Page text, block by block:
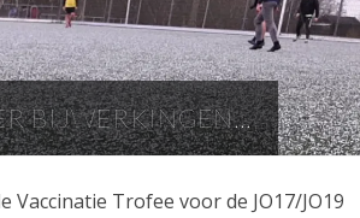
BIJWERKINGEN…
Trofee voor de JO17/JO19